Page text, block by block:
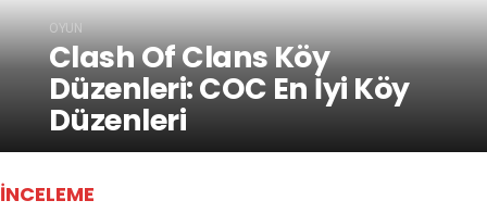
OYUN
Clash Of Clans Köy
Düzenleri: COC En İyi Köy
Düzenleri
İNCELEME